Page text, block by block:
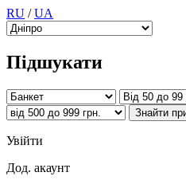
RU /UA
Підшукати
Увійти
Дод. акаунт